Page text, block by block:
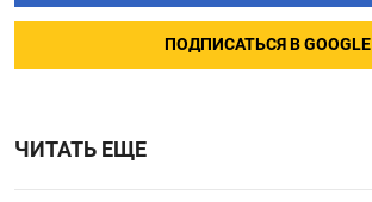
ПОДПИСАТЬСЯ В GOOGLE
ЧИТАТЬ ЕЩЕ